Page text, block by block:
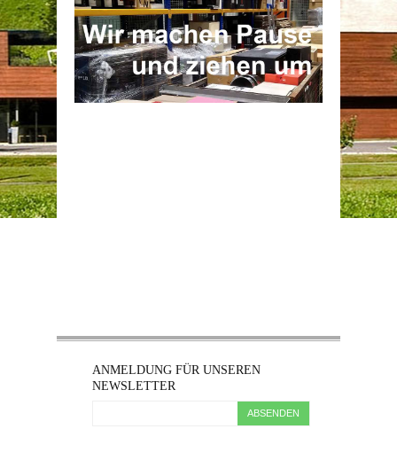
ANMELDUNG FÜR UNSEREN
NEWSLETTER
ABSENDEN